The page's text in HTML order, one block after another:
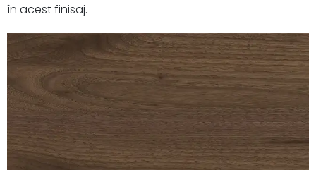
în acest finisaj.